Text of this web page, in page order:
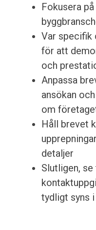
Fokusera
Var specifik
för att
och
Anpassa
ansökan
om
Håll brevet
detaljer
Slutligen,
tydligt syns